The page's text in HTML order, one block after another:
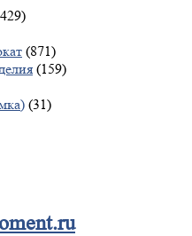
(871)
(159)
(31)